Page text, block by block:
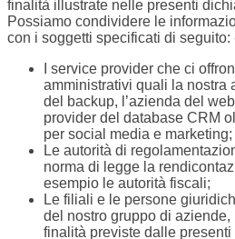
finalità illustrate nelle presenti
Possiamo condividere le
con i soggetti specificati di seguito:
I service provider che ci
amministrativi quali la nostra
del backup, l’azienda del
provider del database CRM
per social media e marketing;
Le autorità di
norma di legge la
esempio le autorità fiscali;
Le filiali e le persone
del nostro gruppo di
finalità previste dalle